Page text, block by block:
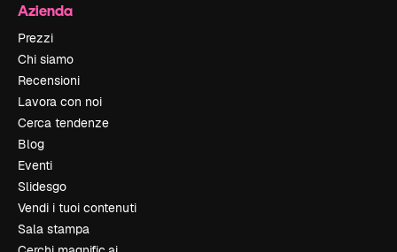
Azienda
Prezzi
Chi siamo
Recensioni
Lavora con noi
Cerca tendenze
Blog
Eventi
Slidesgo
Vendi i tuoi contenuti
Sala stampa